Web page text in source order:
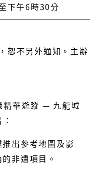
下午6時30分
恕不另外通知。主辦
精華遊蹤 — 九龍城
出參考地圖及影
非遺項目。